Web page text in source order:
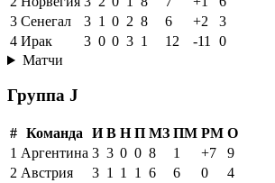
3 Сенегал 3 1 0 2 8 6 +2
3
4 Ирак 3 0 0 3 1 12 -11
0
Матчи
Группа J
# Команда И В Н П МЗ ПМ РМ О
1 Аргентина 3 3 0 0 8 1 +7
9
2 Австрия 3 1 1 1 6 6 0
4